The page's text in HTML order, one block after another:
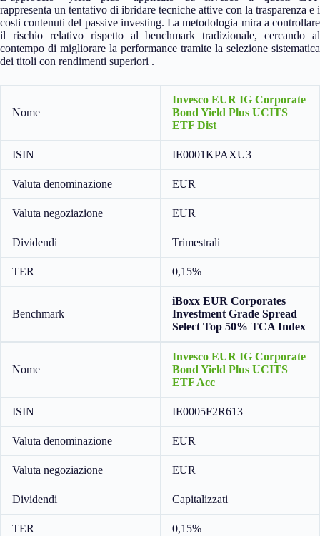
rappresenta un tentativo di ibridare tecniche attive con la trasparenza e i
costi contenuti del passive investing. La metodologia mira a controllare
il rischio relativo rispetto al benchmark tradizionale, cercando al
contempo di migliorare la performance tramite la selezione sistematica
dei titoli con rendimenti superiori .
Nome
Invesco EUR IG Corporate
Bond Yield Plus UCITS
ETF Dist
ISIN IE0001KPAXU3
Valuta denominazione EUR
Valuta negoziazione EUR
Dividendi Trimestrali
TER 0,15%
Benchmark
iBoxx EUR Corporates
Investment Grade Spread
Select Top 50% TCA Index
Nome
Invesco EUR IG Corporate
Bond Yield Plus UCITS
ETF Acc
ISIN IE0005F2R613
Valuta denominazione EUR
Valuta negoziazione EUR
Dividendi Capitalizzati
TER 0,15%